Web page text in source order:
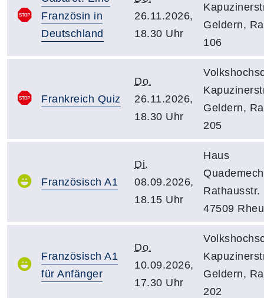
Französin in
Deutschland
26.11.2026,
18.30 Uhr
Geldern,
106
Frankreich Quiz
Do.
26.11.2026,
18.30 Uhr
Geldern,
205
Französisch A1
Di.
08.09.2026,
18.15 Uhr
Haus
Rathausstr.
47509
Französisch A1
für Anfänger
Do.
10.09.2026,
17.30 Uhr
Geldern,
202